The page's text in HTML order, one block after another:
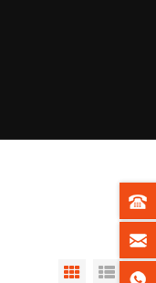
Grid View
List